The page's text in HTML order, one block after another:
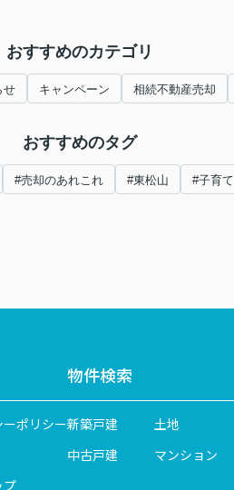
おすすめのカテゴリ
せ キャンペーン 相続不動産売却
おすすめのタグ
#売却のあれこれ #東松山 #子育て
ポリシー
プ
物件検索
新築戸建
土地
中古戸建
マンション